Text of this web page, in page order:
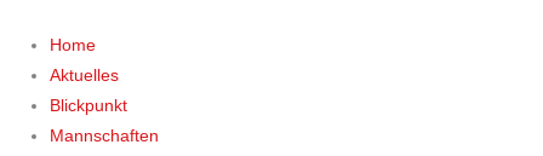
Inhalt
springen
Home
Aktuelles
Blickpunkt
Mannschaften